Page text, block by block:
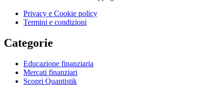
Privacy e Cookie policy
Termini e condizioni
Categorie
Educazione finanziaria
Mercati finanziari
Scopri Quantistik